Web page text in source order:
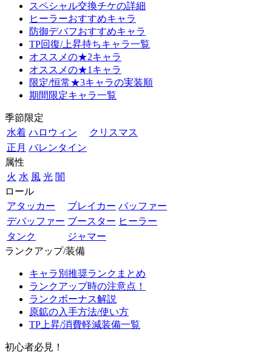
スペシャル交換チケの詳細
ヒーラーおすすめキャラ
防御デバフおすすめキャラ
TP回復/上昇持ちキャラ一覧
オススメの★2キャラ
オススメの★1キャラ
限定/恒常★3キャラの実装順
期間限定キャラ一覧
季節限定
水着 ハロウィン
クリスマス
正月 バレンタイン
属性
火 水 風 光 闇
ロール
アタッカー
ブレイカー バッファー
デバッファー ブースター ヒーラー
タンク
ジャマー
ランクアップ/装備
キャラ別推奨ランクまとめ
ランクアップ時の注意点！
ランクボーナス解説
原鉱の入手方法/使い方
TP上昇/消費軽減装備一覧
初心者必見！